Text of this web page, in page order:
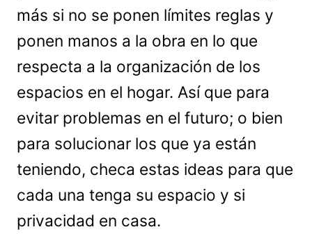
más si no se ponen límites reglas y
ponen manos a la obra en lo que
respecta a la organización de los
espacios en el hogar. Así que para
evitar problemas en el futuro; o bien
para solucionar los que ya están
teniendo, checa estas ideas para que
cada una tenga su espacio y si
privacidad en casa.